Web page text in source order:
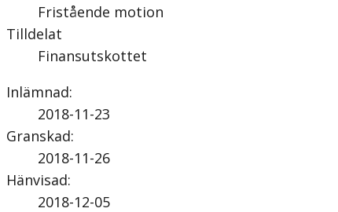
Fristående motion
Tilldelat
Finansutskottet
Inlämnad:
2018-11-23
Granskad:
2018-11-26
Hänvisad:
2018-12-05